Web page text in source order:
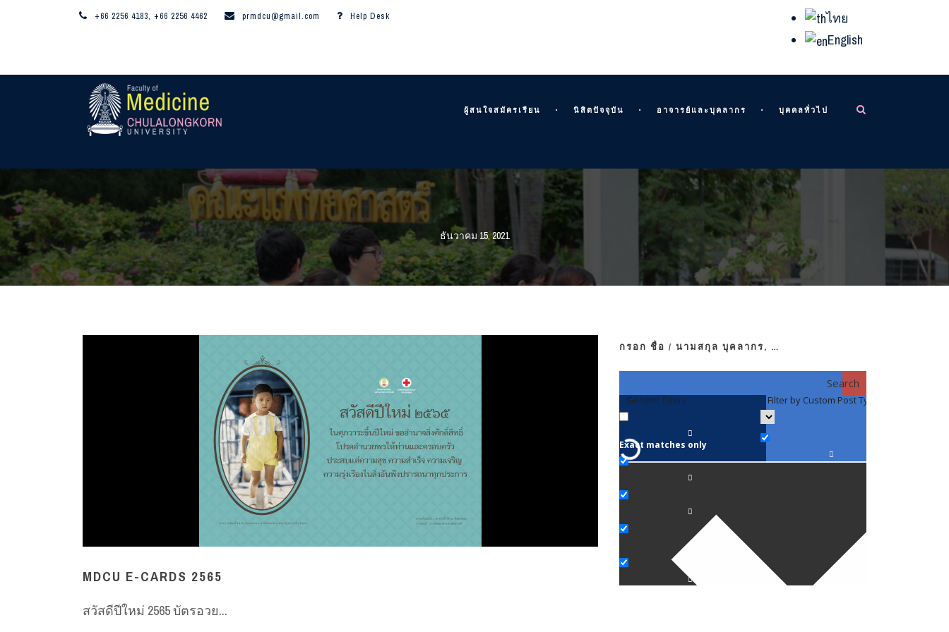
+66 2256 4183, +66 2256 4462 prmdcu@gmail.com Help Desk
ไทย
English
ผู้สนใจสมัครเรียน นิสิตปัจจุบัน อาจารย์และบุคลากร บุคคลทั่วไป
ธันวาคม 15, 2021
MDCU E-CARDS 2565
สวัสดีปีใหม่ 2565 บัตรอวย...
กรอก ชื่อ / นามสกุล บุคลากร, …
Search
Generic filters
Exact matches only
Filter by Custom Post Type